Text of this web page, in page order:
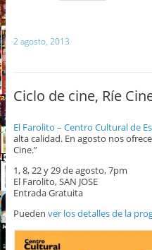
2 agosto, 2013
Ciclo de cine, Ríe
El Farolito – Centro Cultural de
alta calidad. En agosto nos
Cine.”
1, 8, 22 y 29 de agosto, 7pm
El Farolito, SAN JOSE
Entrada Gratuita
Pueden ver los detalles de la